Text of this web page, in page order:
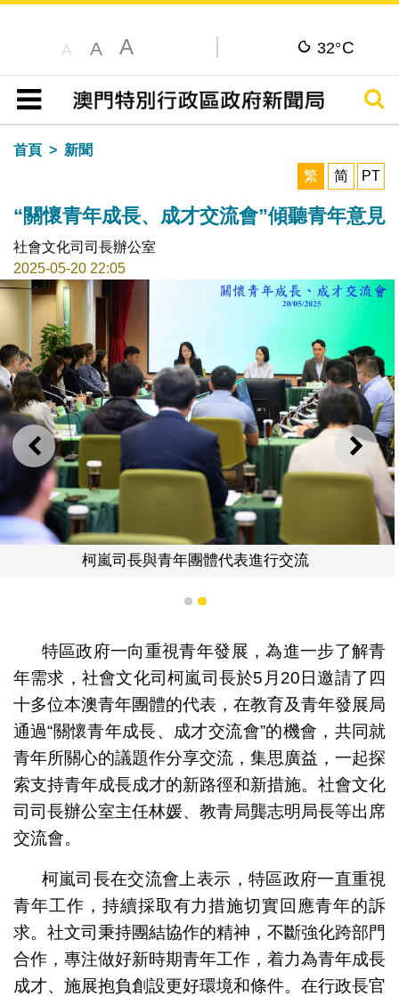
A A A 32°C
目錄
搜尋
首頁
新聞
繁
简 PT
“關懷青年成長、成才交流會”傾聽青年意見
社會文化司司長辦公室
2025-05-20 22:05
上一則 下一
柯嵐司長與青年團體代表進行交流
1 2
特區政府一向重視青年發展，為進一步了解青
年需求，社會文化司柯嵐司長於5月20日邀請了四
十多位本澳青年團體的代表，在教育及青年發展局
通過“關懷青年成長、成才交流會”的機會，共同就
青年所關心的議題作分享交流，集思廣益，一起探
索支持青年成長成才的新路徑和新措施。社會文化
司司長辦公室主任林媛、教青局龔志明局長等出席
交流會。
柯嵐司長在交流會上表示，特區政府一直重視
青年工作，持續採取有力措施切實回應青年的訴
求。社文司秉持團結協作的精神，不斷強化跨部門
合作，專注做好新時期青年工作，着力為青年成長
成才、施展抱負創設更好環境和條件。在行政長官